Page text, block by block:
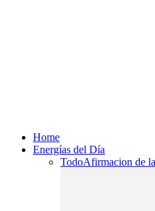
Home
Energías del Día
TodoAfirmacion de